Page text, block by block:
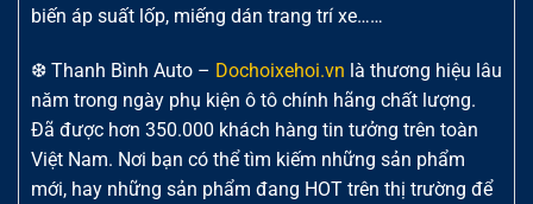
biến áp suất lốp, miếng dán trang trí xe……
❆ Thanh Bình Auto – Dochoixehoi.vn là thương hiệu lâu
năm trong ngày phụ kiện ô tô chính hãng chất lượng.
Đã được hơn 350.000 khách hàng tin tưởng trên toàn
Việt Nam. Nơi bạn có thể tìm kiếm những sản phẩm
mới, hay những sản phẩm đang HOT trên thị trường để